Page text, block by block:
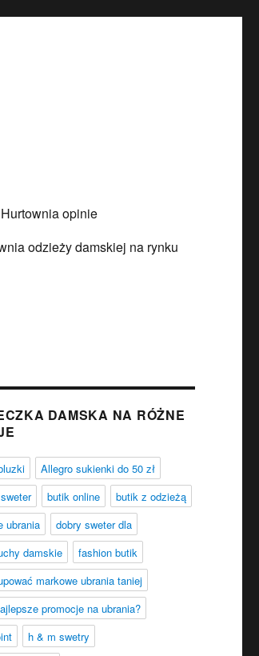
Hurtownia opinie
odzieży damskiej na rynku
DAMSKA NA RÓŻNE
Allegro sukienki do 50 zł
butik online
butik z odzieżą
ubrania
dobry sweter dla
damskie
fashion butik
markowe ubrania taniej
promocje na ubrania?
h & m swetry